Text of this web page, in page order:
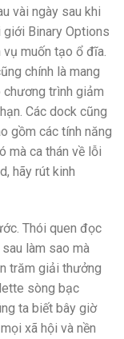
vài ngày sau khi
giới Binary Options
muốn tạo ổ đĩa.
chính là mang
chương trình giảm
Các dock cũng
gồm các tính năng
mà ca thán về lỗi
hãy rút kinh
Thói quen đọc
làm sao mà
trăm giải thưởng
sòng bạc
ta biết bây giờ
xã hội và nền